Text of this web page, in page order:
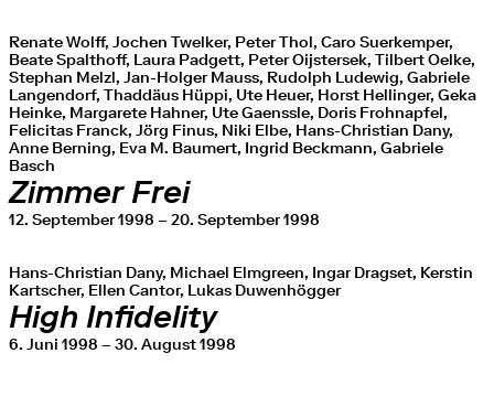
Renate Wolff, Jochen Twelker, Peter Thol, Caro Suerkemper,
Beate Spalthoff, Laura Padgett, Peter Oijstersek, Tilbert Oelke,
Stephan Melzl, Jan-Holger Mauss, Rudolph Ludewig, Gabriele
Langendorf, Thaddäus Hüppi, Ute Heuer, Horst Hellinger, Geka
Heinke, Margarete Hahner, Ute Gaenssle, Doris Frohnapfel,
Felicitas Franck, Jörg Finus, Niki Elbe, Hans-Christian Dany,
Anne Berning, Eva M. Baumert, Ingrid Beckmann, Gabriele
Basch
Zimmer Frei
12. September 1998 – 20. September 1998
Hans-Christian Dany, Michael Elmgreen, Ingar Dragset, Kerstin
Kartscher, Ellen Cantor, Lukas Duwenhögger
High Infidelity
6. Juni 1998 – 30. August 1998